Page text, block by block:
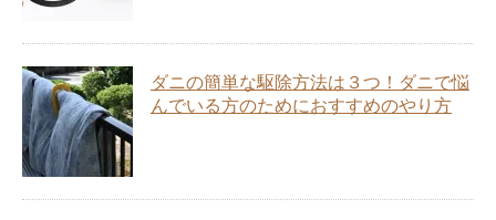
ダニの簡単な駆除方法は３つ！ダニで悩
んでいる方のためにおすすめのやり方